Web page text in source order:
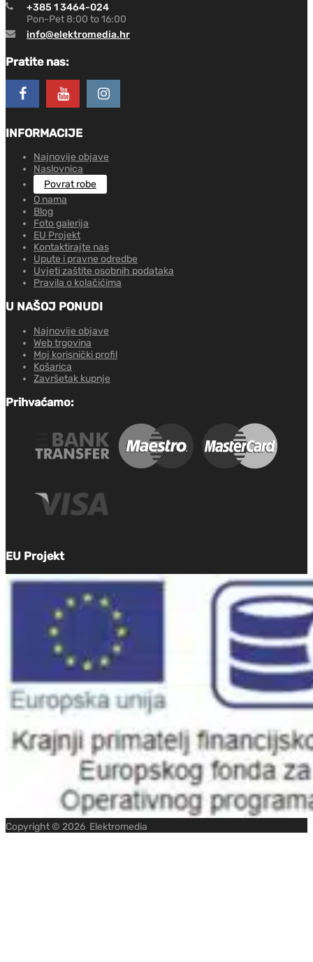
+385 1 3464-024
Pon-Pet 8:00 to 16:00
info@elektromedia.hr
Pratite nas:
INFORMACIJE
Najnovije objave
Naslovnica
Povrat robe
O nama
Blog
Foto galerija
EU Projekt
Kontaktirajte nas
Upute i pravne odredbe
Uvjeti zaštite osobnih podataka
Pravila o kolačićima
U NAŠOJ PONUDI
Najnovije objave
Web trgovina
Moj korisnički profil
Košarica
Završetak kupnje
Prihvaćamo:
EU Projekt
Copyright © 2026 Elektromedia